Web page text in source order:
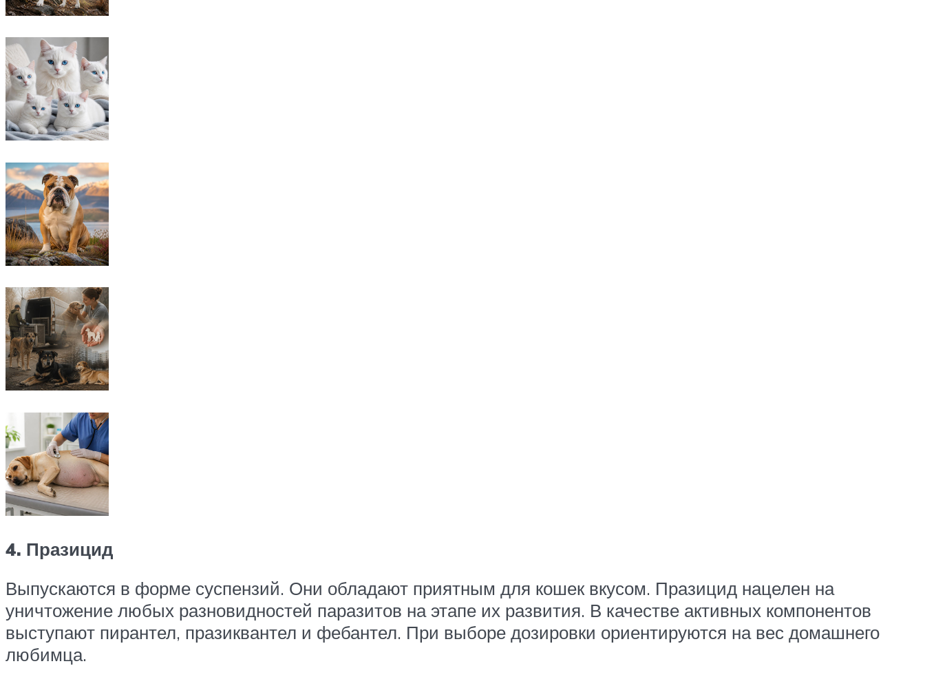
4. Празицид
Выпускаются в форме суспензий. Они обладают приятным для кошек вкусом. Празицид нацелен на
уничтожение любых разновидностей паразитов на этапе их развития. В качестве активных компонентов
выступают пирантел, празиквантел и фебантел. При выборе дозировки ориентируются на вес домашнего
любимца.